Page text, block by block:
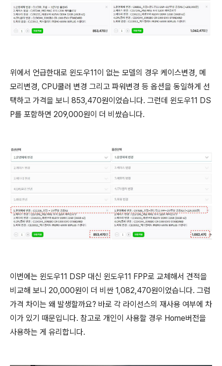
위에서 언급한대로 윈도우11이 없는 모델의 경우 케이스변경, 메
모리변경, CPU쿨러 변경 그리고 파워변경 등 옵션을 동일하게 선
택하고 가격을 보니 853,470원이었습니다. 그런데 윈도우11 DS
P를 포함하면 209,000원이 더 비쌌습니다.
이번에는 윈도우11 DSP 대신 윈도우11 FPP로 교체해서 견적을
비교해 보니 20,000원이 더 비싼 1,082,470원이었습니다. 그럼
가격 차이는 왜 발생할까요? 바로 각 라이선스의 재사용 여부에 차
이가 있기 때문입니다. 참고로 개인이 사용할 경우 Home버전을
사용하는 게 유리합니다.